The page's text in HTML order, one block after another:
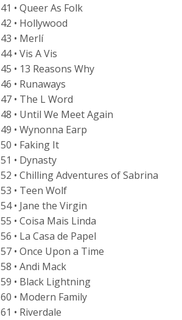
41 • Queer As Folk
42 • Hollywood
43 • Merlí
44 • Vis A Vis
45 • 13 Reasons Why
46 • Runaways
47 • The L Word
48 • Until We Meet Again
49 • Wynonna Earp
50 • Faking It
51 • Dynasty
52 • Chilling Adventures of Sabrina
53 • Teen Wolf
54 • Jane the Virgin
55 • Coisa Mais Linda
56 • La Casa de Papel
57 • Once Upon a Time
58 • Andi Mack
59 • Black Lightning
60 • Modern Family
61 • Riverdale